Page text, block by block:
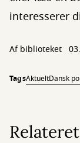
interesserer
Af biblioteket
TagsAktueltDansk